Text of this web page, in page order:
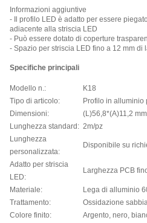
Informazioni aggiuntive
- Il profilo LED è adatto per essere
adiacente alla striscia LED
- Può essere dotato di coperture
- Spazio per striscia LED fino a 12 mm di
Specifiche principali
Modello n.:
K18
Tipo di articolo:
Profilo in alluminio
Dimensioni:
(L)56,8*(A)11,2 mm
Lunghezza standard: 2m/pz
Lunghezza
personalizzata:
Disponibile su
Adatto per striscia
LED:
Larghezza PCB
Materiale:
Lega di alluminio
Trattamento:
Ossidazione
Colore finito:
Argento, nero,